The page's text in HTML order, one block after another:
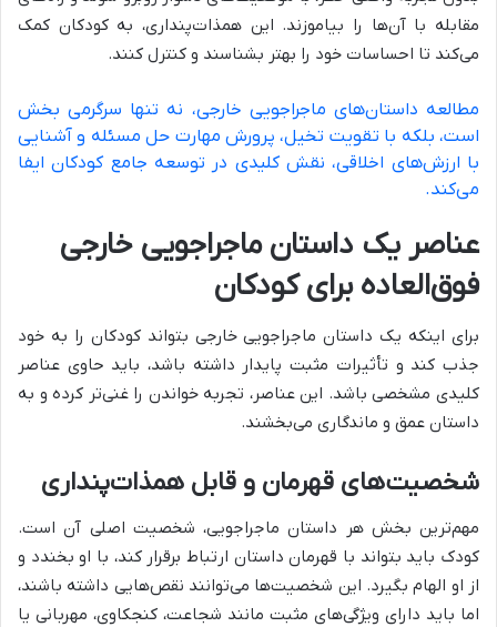
مقابله با آن‌ها را بیاموزند. این همذات‌پنداری، به کودکان کمک
می‌کند تا احساسات خود را بهتر بشناسند و کنترل کنند.
مطالعه داستان‌های ماجراجویی خارجی، نه تنها سرگرمی بخش
است، بلکه با تقویت تخیل، پرورش مهارت حل مسئله و آشنایی
با ارزش‌های اخلاقی، نقش کلیدی در توسعه جامع کودکان ایفا
می‌کند.
عناصر یک داستان ماجراجویی خارجی
فوق‌العاده برای کودکان
برای اینکه یک داستان ماجراجویی خارجی بتواند کودکان را به خود
جذب کند و تأثیرات مثبت پایدار داشته باشد، باید حاوی عناصر
کلیدی مشخصی باشد. این عناصر، تجربه خواندن را غنی‌تر کرده و به
داستان عمق و ماندگاری می‌بخشند.
شخصیت‌های قهرمان و قابل همذات‌پنداری
مهم‌ترین بخش هر داستان ماجراجویی، شخصیت اصلی آن است.
کودک باید بتواند با قهرمان داستان ارتباط برقرار کند، با او بخندد و
از او الهام بگیرد. این شخصیت‌ها می‌توانند نقص‌هایی داشته باشند،
اما باید دارای ویژگی‌های مثبت مانند شجاعت، کنجکاوی، مهربانی یا